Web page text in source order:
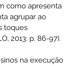
como apresenta
agrupar ao
toques
2013: p. 86-97).
na execução